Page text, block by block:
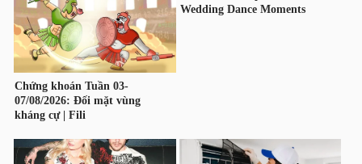
Đào
tạo
Sách